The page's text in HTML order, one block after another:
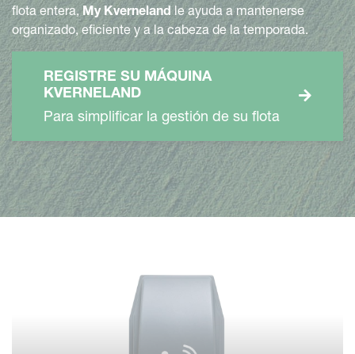
flota entera,My Kverneland le ayuda a mantenerse
organizado, eficiente y a la cabeza de la temporada.
REGISTRE SU MÁQUINA
KVERNELAND
Para simplificar la gestión de su flota